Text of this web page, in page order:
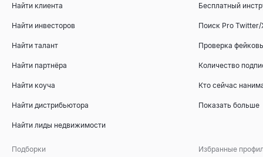
Найти клиента
Найти инвесторов
Найти талант
Найти партнёра
Найти коуча
Найти дистрибьютора
Найти лиды недвижимости
Бесплатный
Поиск Pro Twitter/
Проверка
Количество
Кто сейчас
Показать больше
Подборки Избранные